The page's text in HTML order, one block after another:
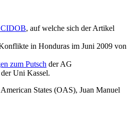
CIDOB, auf welche sich der Artikel
in Honduras im Juni 2009 von
zum Putsch der AG
Uni Kassel.
States (OAS), Juan Manuel